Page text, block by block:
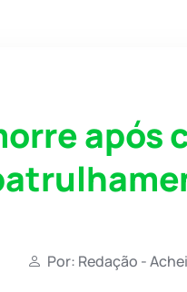
após
Por: Redação -